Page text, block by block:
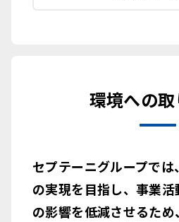
環境への
セプテーニグループで
の実現を目指し、事業
の影響を低減させるた